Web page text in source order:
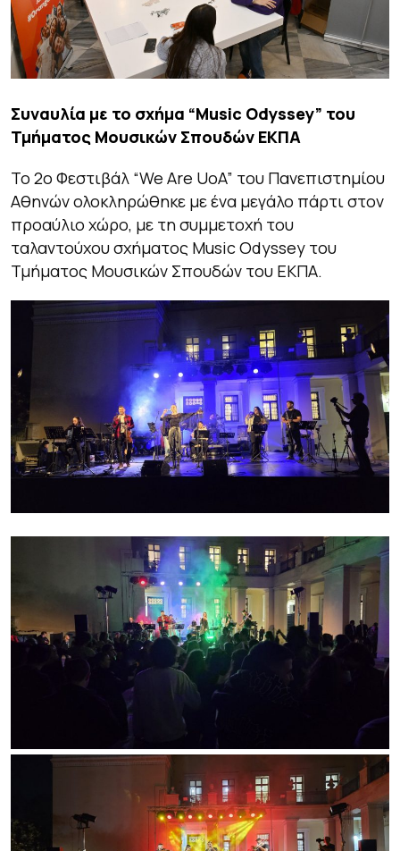
Συναυλία με το σχήμα “Music Odyssey” του
Τμήματος Μουσικών Σπουδών ΕΚΠΑ
Το 2ο Φεστιβάλ “We Are UoA” του Πανεπιστημίου
Αθηνών ολοκληρώθηκε με ένα μεγάλο πάρτι στον
προαύλιο χώρο, με τη συμμετοχή του
ταλαντούχου σχήματος Music Odyssey του
Τμήματος Μουσικών Σπουδών του ΕΚΠΑ.